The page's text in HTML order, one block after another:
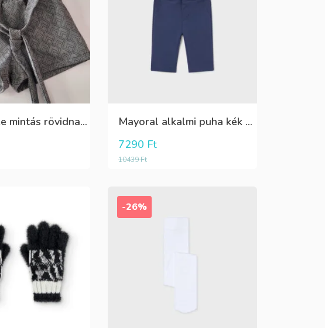
Killy szürke mintás rövidnadrág Mayoral alkalmi puha kék élre vasalt nadrág, behúzható derékrésszel
10439Ft
7290 Ft
-26%